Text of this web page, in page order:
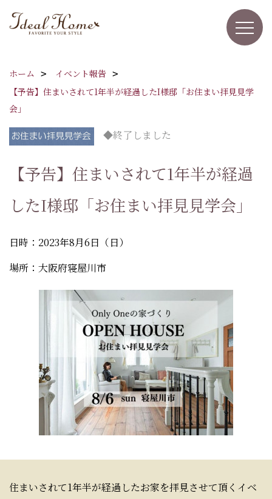
ホーム
イベント報告
【予告】住まいされて1年半が経過したI様邸「お住まい拝見見学
会」
◆終了しました
【予告】住まいされて1年半が経過
したI様邸「お住まい拝見見学会」
日時：2023年8月6日（日）
場所：大阪府寝屋川市
住まいされて1年半が経過したお家を拝見させて頂くイベ